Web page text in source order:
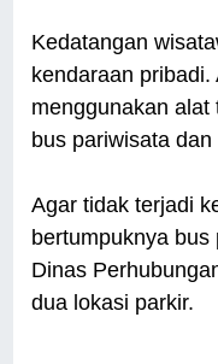
Kedatangan
kendaraan
menggunakan alat
bus pariwisata dan
Agar tidak terjadi
bertumpuknya
Dinas
dua lokasi parkir.